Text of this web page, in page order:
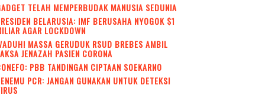
TELAH MEMPERBUDAK MANUSIA SEDUNIA
BELARUSIA: IMF BERUSAHA NYOGOK $1
AGAR LOCKDOWN
MASSA GERUDUK RSUD BREBES AMBIL
JENAZAH PASIEN CORONA
PBB TANDINGAN CIPTAAN SOEKARNO
PCR: JANGAN GUNAKAN UNTUK DETEKSI